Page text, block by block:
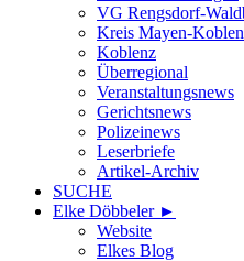
VG Rengsdorf-
Kreis Mayen-
Koblenz
Überregional
Veranstaltungsnews
Gerichtsnews
Polizeinews
Leserbriefe
Artikel-Archiv
SUCHE
Elke Döbbeler ►
Website
Elkes Blog